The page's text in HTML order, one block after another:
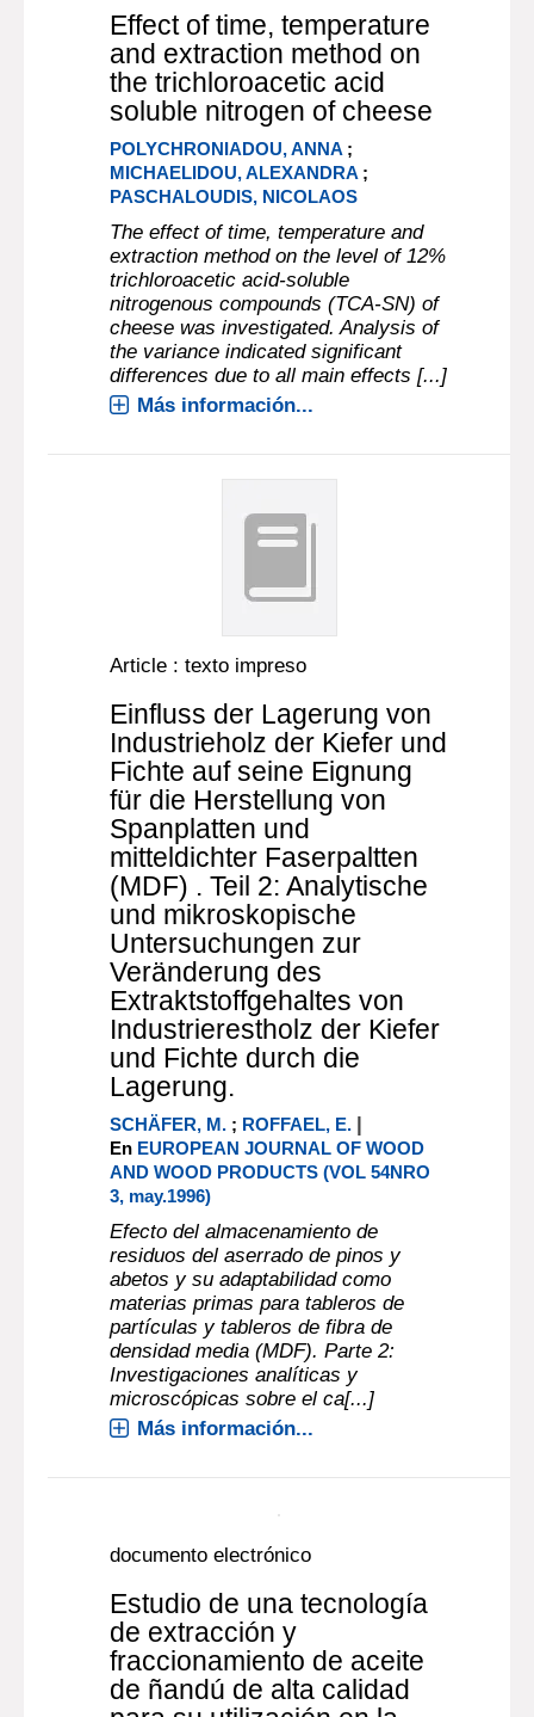
Effect of time, temperature
and extraction method on
the trichloroacetic acid
soluble nitrogen of cheese
POLYCHRONIADOU, ANNA ;
MICHAELIDOU, ALEXANDRA ;
PASCHALOUDIS, NICOLAOS
The effect of time, temperature and
extraction method on the level of 12%
trichloroacetic acid-soluble
nitrogenous compounds (TCA-SN) of
cheese was investigated. Analysis of
the variance indicated significant
differences due to all main effects [...]
Más información...
Article : texto impreso
Einfluss der Lagerung von
Industrieholz der Kiefer und
Fichte auf seine Eignung
für die Herstellung von
Spanplatten und
mitteldichter Faserpaltten
(MDF) . Teil 2: Analytische
und mikroskopische
Untersuchungen zur
Veränderung des
Extraktstoffgehaltes von
Industrierestholz der Kiefer
und Fichte durch die
Lagerung.
SCHÄFER, M. ; ROFFAEL, E. |
En EUROPEAN JOURNAL OF WOOD
AND WOOD PRODUCTS (VOL 54NRO
3, may.1996)
Efecto del almacenamiento de
residuos del aserrado de pinos y
abetos y su adaptabilidad como
materias primas para tableros de
partículas y tableros de fibra de
densidad media (MDF). Parte 2:
Investigaciones analíticas y
microscópicas sobre el ca[...]
Más información...
documento electrónico
Estudio de una tecnología
de extracción y
fraccionamiento de aceite
de ñandú de alta calidad